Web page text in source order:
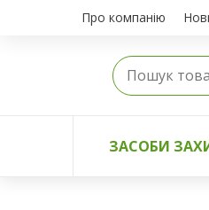
Про компанію
ЗАСОБИ